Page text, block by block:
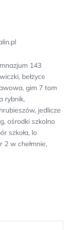
143
bełżyce
gim 7 tom
rybnik,
jedlicze
ośrodki szkolno
szkoła, lo
2 w chełmnie,